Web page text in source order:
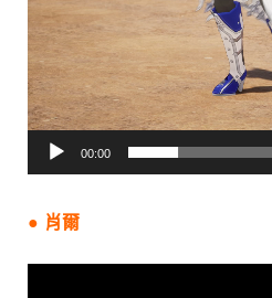
00:00
● 肖爾